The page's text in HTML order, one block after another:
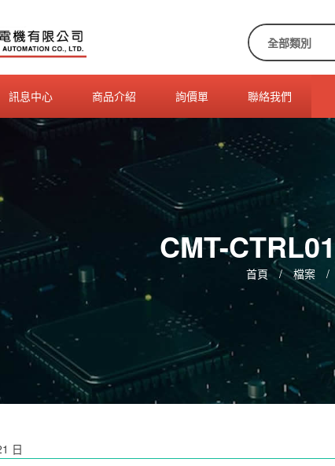
訊息中心 商品介紹 詢價單 聯絡我們
CMT-
首頁 / 檔案 /
日